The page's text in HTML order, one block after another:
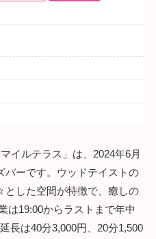
イルテラス」は、2024年6月
バーです。ウッドテイストの
とした空間が特徴で、癒しの
は19:00からラストまで年中
長は40分3,000円、20分1,500